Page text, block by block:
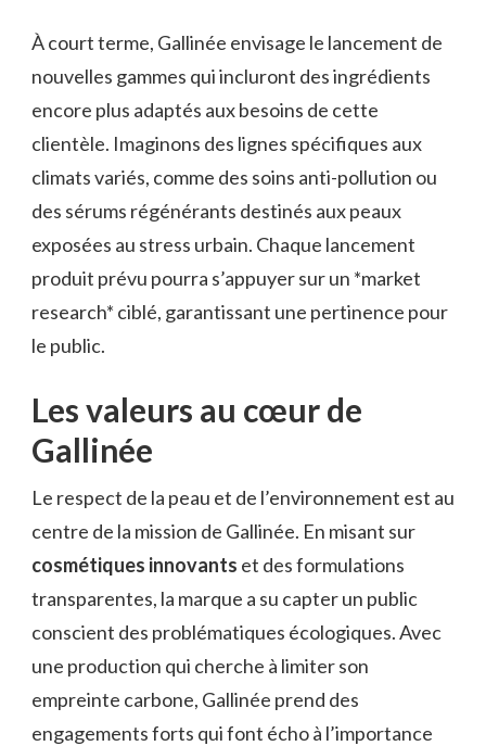
À court terme, Gallinée envisage le lancement de
nouvelles gammes qui incluront des ingrédients
encore plus adaptés aux besoins de cette
clientèle. Imaginons des lignes spécifiques aux
climats variés, comme des soins anti-pollution ou
des sérums régénérants destinés aux peaux
exposées au stress urbain. Chaque lancement
produit prévu pourra s’appuyer sur un *market
research* ciblé, garantissant une pertinence pour
le public.
Les valeurs au cœur de
Gallinée
Le respect de la peau et de l’environnement est au
centre de la mission de Gallinée. En misant sur
cosmétiques innovants et des formulations
transparentes, la marque a su capter un public
conscient des problématiques écologiques. Avec
une production qui cherche à limiter son
empreinte carbone, Gallinée prend des
engagements forts qui font écho à l’importance